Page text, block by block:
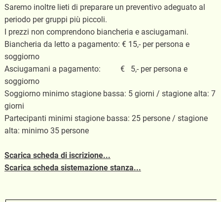
Saremo inoltre lieti di preparare un preventivo adeguato al
periodo per gruppi più piccoli.
I prezzi non comprendono biancheria e asciugamani.
Biancheria da letto a pagamento: € 15,- per persona e
soggiorno
Asciugamani a pagamento: € 5,- per persona e
soggiorno
Soggiorno minimo stagione bassa: 5 giorni / stagione alta: 7
giorni
Partecipanti minimi stagione bassa: 25 persone / stagione
alta: minimo 35 persone
Scarica scheda di iscrizione...
Scarica scheda sistemazione stanza...